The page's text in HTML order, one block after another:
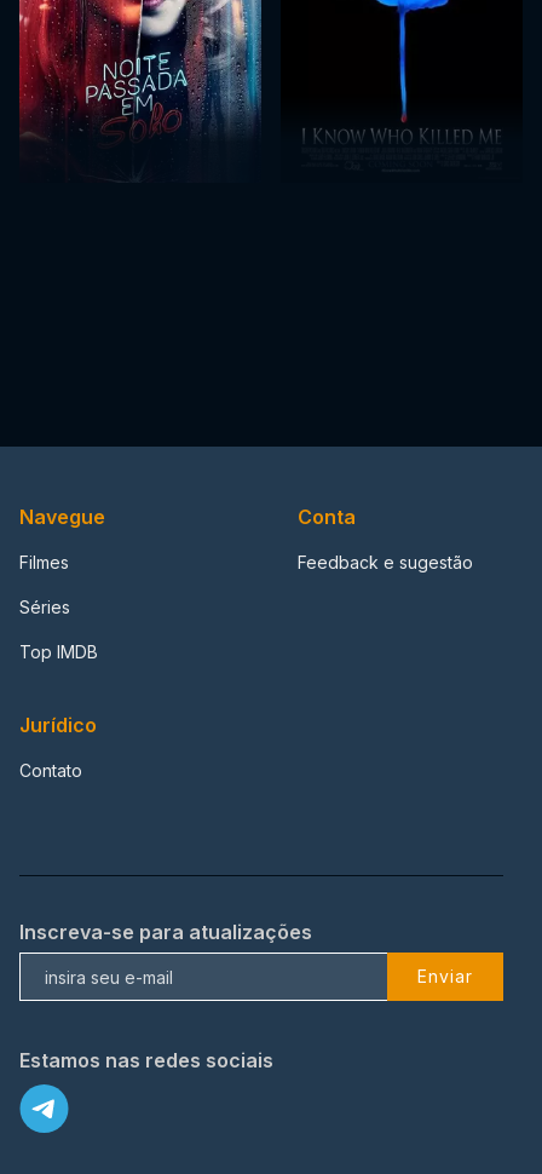
Navegue
Filmes
Séries
Top IMDB
Conta
Feedback e sugestão
Jurídico
Contato
Inscreva-se para atualizações
Enviar
Estamos nas redes sociais